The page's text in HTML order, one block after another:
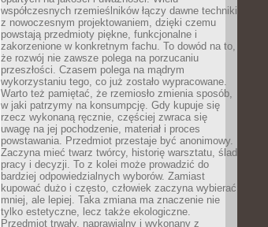
współczesnych rzemieślników łączy dawne techniki
z nowoczesnym projektowaniem, dzięki czemu
powstają przedmioty piękne, funkcjonalne i
zakorzenione w konkretnym fachu. To dowód na to,
że rozwój nie zawsze polega na porzucaniu
przeszłości. Czasem polega na mądrym
wykorzystaniu tego, co już zostało wypracowane.
Warto też pamiętać, że rzemiosło zmienia sposób,
w jaki patrzymy na konsumpcję. Gdy kupuje się
rzecz wykonaną ręcznie, częściej zwraca się
uwagę na jej pochodzenie, materiał i proces
powstawania. Przedmiot przestaje być anonimowy.
Zaczyna mieć twarz twórcy, historię warsztatu, ślad
pracy i decyzji. To z kolei może prowadzić do
bardziej odpowiedzialnych wyborów. Zamiast
kupować dużo i często, człowiek zaczyna wybierać
mniej, ale lepiej. Taka zmiana ma znaczenie nie
tylko estetyczne, lecz także ekologiczne.
Przedmiot trwały, naprawialny i wykonany z